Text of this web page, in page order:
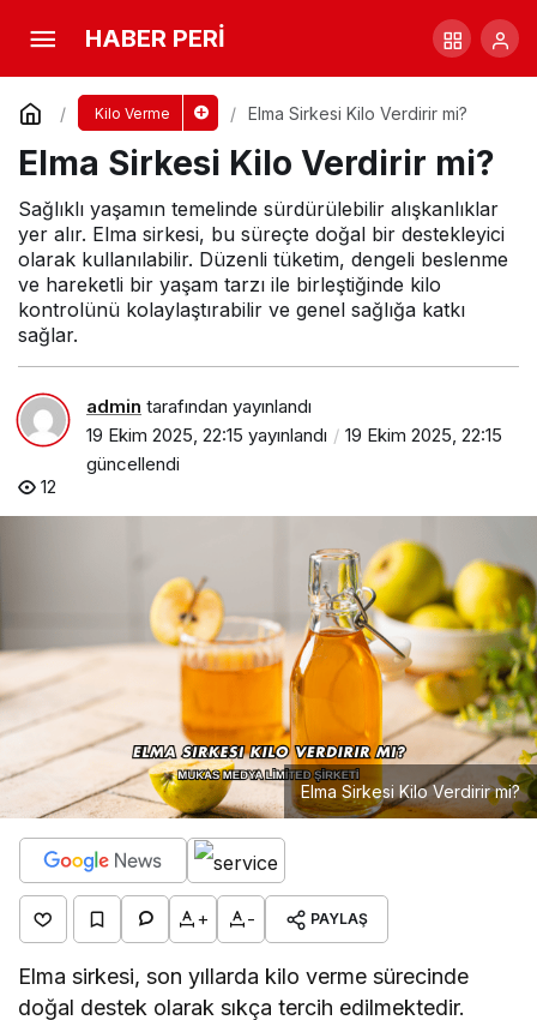
HABER PERİ
Kilo Verme Elma Sirkesi Kilo Verdirir mi?
Elma Sirkesi Kilo Verdirir mi?
Sağlıklı yaşamın temelinde sürdürülebilir alışkanlıklar
yer alır. Elma sirkesi, bu süreçte doğal bir destekleyici
olarak kullanılabilir. Düzenli tüketim, dengeli beslenme
ve hareketli bir yaşam tarzı ile birleştiğinde kilo
kontrolünü kolaylaştırabilir ve genel sağlığa katkı
sağlar.
admin tarafından yayınlandı
19 Ekim 2025, 22:15 yayınlandı
19 Ekim 2025, 22:15
güncellendi
12
Elma Sirkesi Kilo Verdirir mi?
+ - PAYLAŞ
Elma sirkesi, son yıllarda kilo verme sürecinde
doğal destek olarak sıkça tercih edilmektedir.
Elma Sirkesi Kilo Verdirir mi?
Yorum Yap